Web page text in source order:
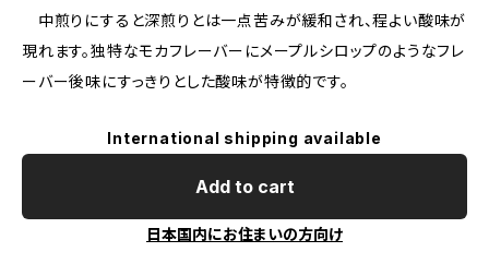
中煎りにすると深煎りとは一点苦みが緩和され、程よい酸味が
現れます。独特なモカフレーバーにメープルシロップのようなフレ
ーバー後味にすっきりとした酸味が特徴的です。
International shipping available
Add to cart
日本国内にお住まいの方向け